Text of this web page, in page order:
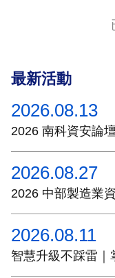
最新活動
2026.08.13
2026 南科資安論壇
2026.08.27
2026 中部製造業
2026.08.11
智慧升級不踩雷｜